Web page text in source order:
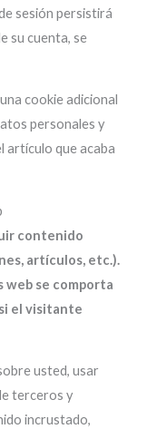
sesión persistirá
su cuenta, se
cookie adicional
personales y
artículo que acaba
contenido
artículos, etc.).
se comporta
el visitante
usted, usar
terceros y
incrustado,